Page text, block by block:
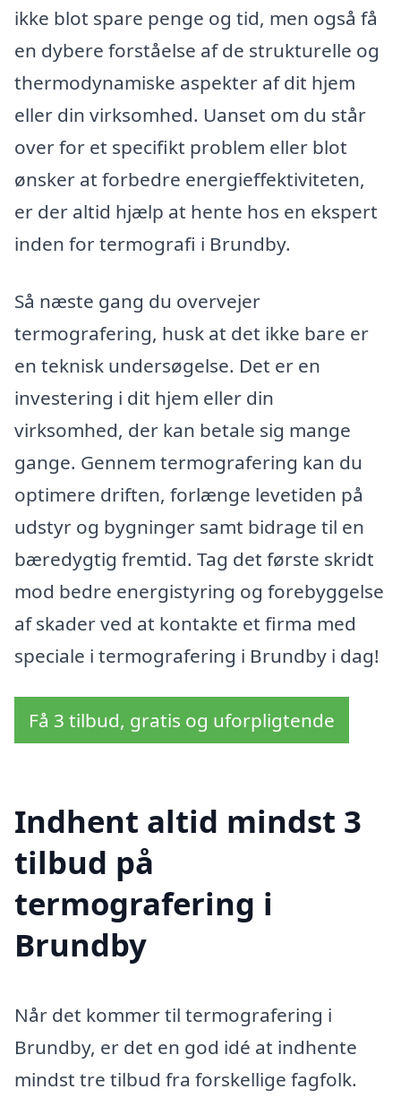
ikke blot spare penge og tid, men også få
en dybere forståelse af de strukturelle og
thermodynamiske aspekter af dit hjem
eller din virksomhed. Uanset om du står
over for et specifikt problem eller blot
ønsker at forbedre energieffektiviteten,
er der altid hjælp at hente hos en ekspert
inden for termografi i Brundby.
Så næste gang du overvejer
termografering, husk at det ikke bare er
en teknisk undersøgelse. Det er en
investering i dit hjem eller din
virksomhed, der kan betale sig mange
gange. Gennem termografering kan du
optimere driften, forlænge levetiden på
udstyr og bygninger samt bidrage til en
bæredygtig fremtid. Tag det første skridt
mod bedre energistyring og forebyggelse
af skader ved at kontakte et firma med
speciale i termografering i Brundby i dag!
Få 3 tilbud, gratis og uforpligtende
Indhent altid mindst 3
tilbud på
termografering i
Brundby
Når det kommer til termografering i
Brundby, er det en god idé at indhente
mindst tre tilbud fra forskellige fagfolk.